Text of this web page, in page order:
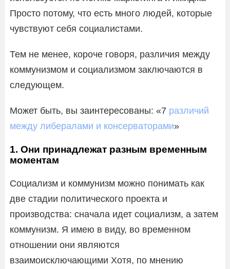
Просто потому, что есть много людей, которые
чувствуют себя социалистами.
Тем не менее, короче говоря, различия между
коммунизмом и социализмом заключаются в
следующем.
Может быть, вы заинтересованы: «7 различий
между либералами и консерваторами»
1. Они принадлежат разным временным
моментам
Социализм и коммунизм можно понимать как
две стадии политического проекта и
производства: сначала идет социализм, а затем
коммунизм. Я имею в виду, во временном
отношении они являются
взаимоисключающими Хотя, по мнению